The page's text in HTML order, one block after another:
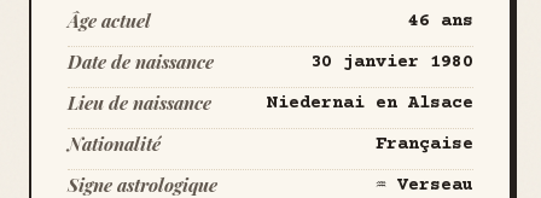
Âge actuel 46 ans
Date de naissance 30 janvier 1980
Lieu de naissance Niedernai en Alsace
Nationalité Française
Signe astrologique ♒ Verseau